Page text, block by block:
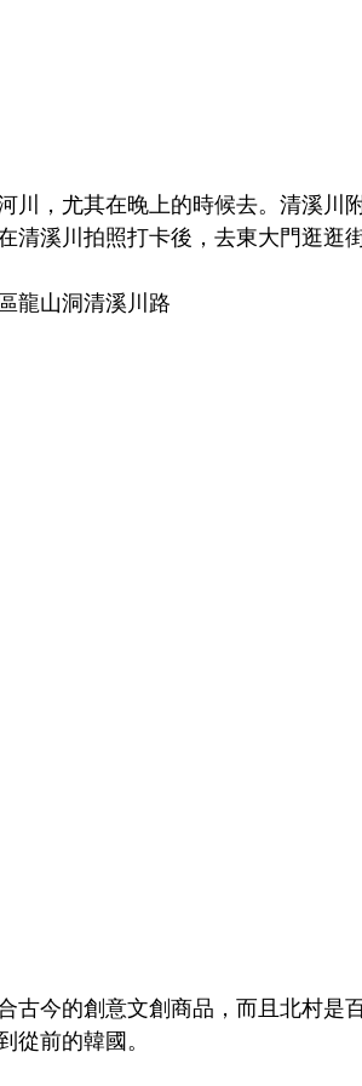
川，尤其在晚上的時候去。清溪川
溪川拍照打卡後，去東大門逛逛街
龍山洞清溪川路
古今的創意文創商品，而且北村是
從前的韓國。